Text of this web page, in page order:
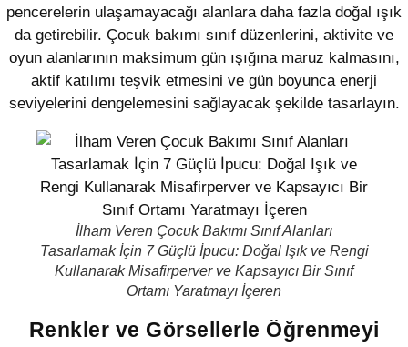
pencerelerin ulaşamayacağı alanlara daha fazla doğal ışık
da getirebilir. Çocuk bakımı sınıf düzenlerini, aktivite ve
oyun alanlarının maksimum gün ışığına maruz kalmasını,
aktif katılımı teşvik etmesini ve gün boyunca enerji
seviyelerini dengelemesini sağlayacak şekilde tasarlayın.
İlham Veren Çocuk Bakımı Sınıf Alanları
Tasarlamak İçin 7 Güçlü İpucu: Doğal Işık ve Rengi
Kullanarak Misafirperver ve Kapsayıcı Bir Sınıf
Ortamı Yaratmayı İçeren
Renkler ve Görsellerle Öğrenmeyi